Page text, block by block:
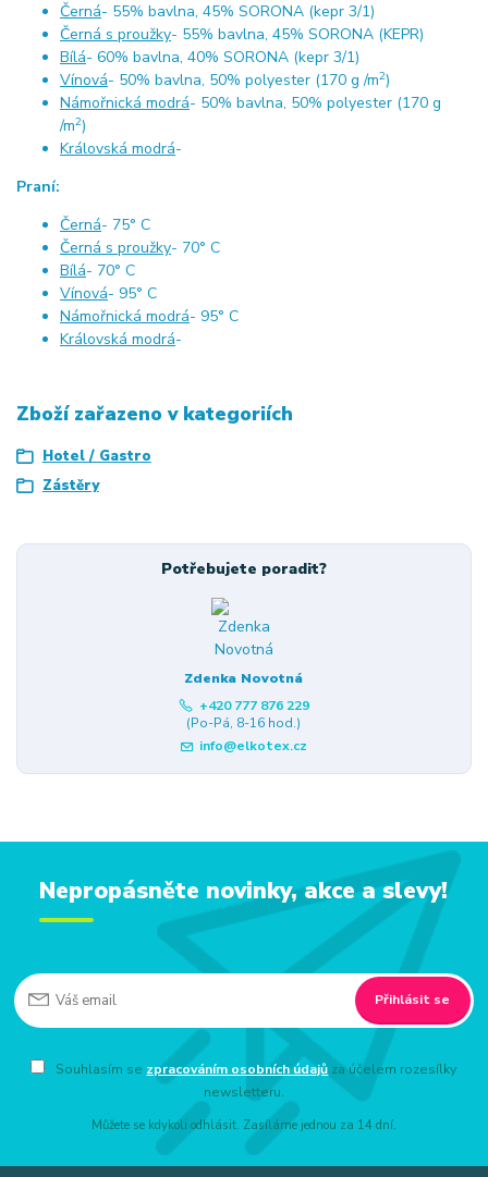
Černá- 55% bavlna, 45% SORONA (kepr 3/1)
Černá s proužky- 55% bavlna, 45% SORONA (KEPR)
Bílá- 60% bavlna, 40% SORONA (kepr 3/1)
Vínová- 50% bavlna, 50% polyester (170 g /m2)
Námořnická modrá- 50% bavlna, 50% polyester (170 g
/m2)
Královská modrá-
Praní:
Černá- 75° C
Černá s proužky- 70° C
Bílá- 70° C
Vínová- 95° C
Námořnická modrá- 95° C
Královská modrá-
Zboží zařazeno v kategoriích
Hotel / Gastro
Zástěry
Potřebujete poradit?
Zdenka Novotná
+420 777 876 229
(Po-Pá, 8-16 hod.)
info@elkotex.cz
Nepropásněte novinky, akce a slevy!
Přihlásit se
Souhlasím se zpracováním osobních údajů za účelem rozesílky
newsletteru.
Můžete se kdykoli odhlásit. Zasíláme jednou za 14 dní.